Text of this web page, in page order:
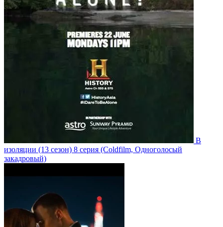
В
изоляции (13 сезон) 8 серия (Coldfilm, Одноголосый
закадровый)